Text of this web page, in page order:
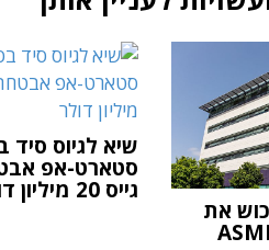
את
שיא לגיוס סיד
גייס 20 מיליון דולר